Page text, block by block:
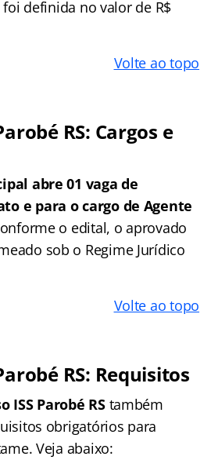
definida no valor de R$
Volte ao topo
RS: Cargos e
abre 01 vaga de
e para o cargo de Agente
o edital, o aprovado
sob o Regime Jurídico
Volte ao topo
RS: Requisitos
ISS Parobé RStambém
obrigatórios para
Veja abaixo: